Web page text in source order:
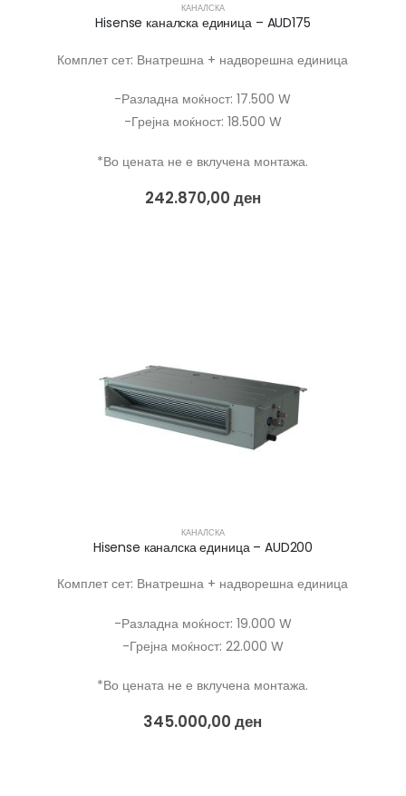
КАНАЛСКА
Hisense каналска единица – AUD175
Комплет сет: Внатрешна + надворешна единица
-Разладна моќност: 17.500 W
-Грејна моќност: 18.500 W
*Во цената не е вклучена монтажа.
242.870,00 ден
КАНАЛСКА
Hisense каналска единица – AUD200
Комплет сет: Внатрешна + надворешна единица
-Разладна моќност: 19.000 W
-Грејна моќност: 22.000 W
*Во цената не е вклучена монтажа.
345.000,00ден